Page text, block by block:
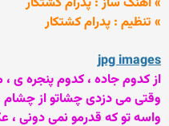
» تنظیم : پدرام کشتکار
jpg images
از کدوم جاده ، کدوم پنجره ی ،
وقتی می دزدی چشاتو از
واسه تو که قدرمو نمی دونی